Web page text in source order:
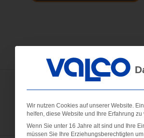
Wir nutzen Cookies auf unserer Website.
helfen, diese Website und Ihre Erfahrung zu
Wenn Sie unter 16 Jahre alt sind und Ihre
müssen Sie Ihre Erziehungsberechtigten um